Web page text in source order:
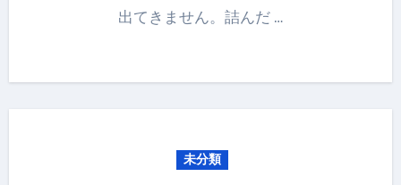
出てきません。詰んだ …
未分類